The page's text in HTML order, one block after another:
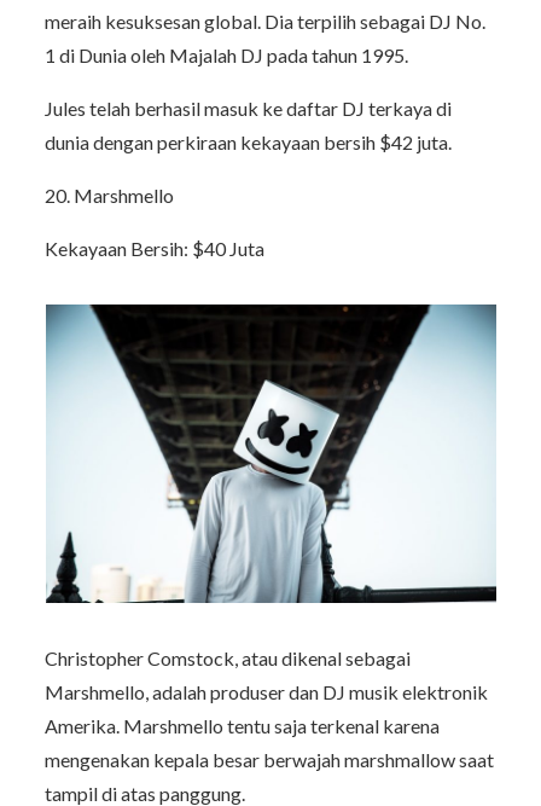
meraih kesuksesan global. Dia terpilih sebagai DJ No.
1 di Dunia oleh Majalah DJ pada tahun 1995.
Jules telah berhasil masuk ke daftar DJ terkaya di
dunia dengan perkiraan kekayaan bersih $42 juta.
20. Marshmello
Kekayaan Bersih: $40 Juta
Christopher Comstock, atau dikenal sebagai
Marshmello, adalah produser dan DJ musik elektronik
Amerika. Marshmello tentu saja terkenal karena
mengenakan kepala besar berwajah marshmallow saat
tampil di atas panggung.